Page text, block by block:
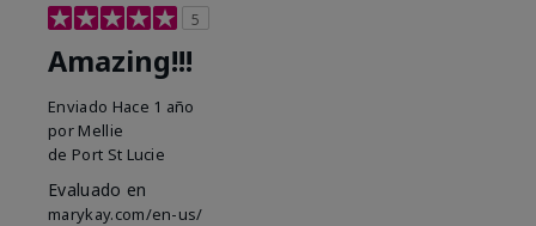
5
Amazing!!!
Enviado Hace 1 año
por Mellie
de Port St Lucie
Evaluado en
marykay.com/en-us/